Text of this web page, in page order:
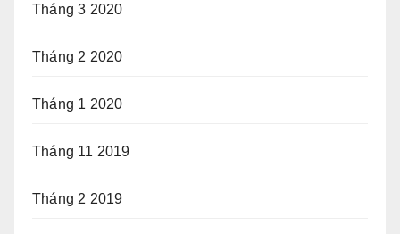
Tháng 3 2020
Tháng 2 2020
Tháng 1 2020
Tháng 11 2019
Tháng 2 2019